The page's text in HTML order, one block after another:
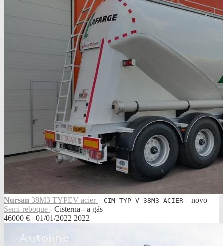
Nursan 38M3 TYPEV acier ‒ CIM TYP V 38M3 ACIER ‒ novo
Semi-reboque - Cisterna - a gás
46000 €
01/01/2022 2022